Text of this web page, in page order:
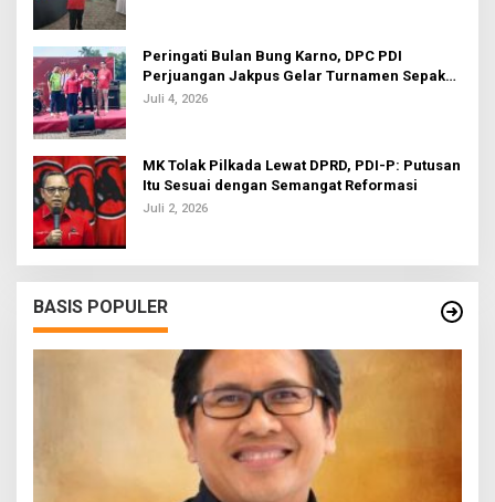
Peringati Bulan Bung Karno, DPC PDI
Perjuangan Jakpus Gelar Turnamen Sepak
Bola U-20
Juli 4, 2026
MK Tolak Pilkada Lewat DPRD, PDI-P: Putusan
Itu Sesuai dengan Semangat Reformasi
Juli 2, 2026
BASIS POPULER